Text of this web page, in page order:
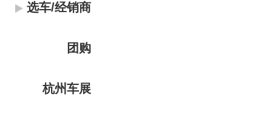
选车/经销商
团购
杭州车展